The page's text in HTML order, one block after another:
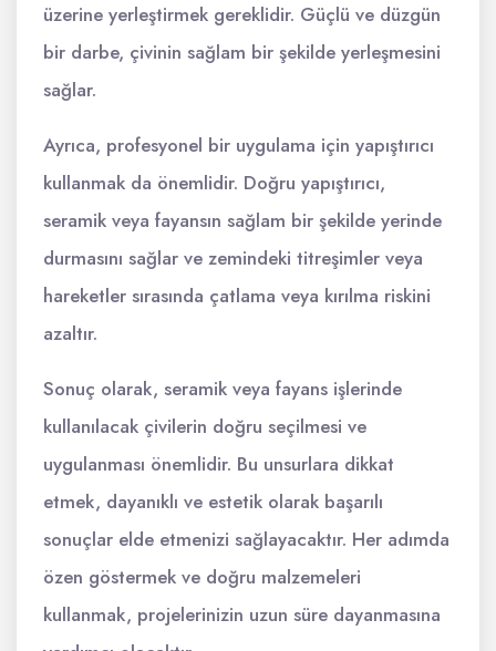
üzerine yerleştirmek gereklidir. Güçlü ve düzgün
bir darbe, çivinin sağlam bir şekilde yerleşmesini
sağlar.
Ayrıca, profesyonel bir uygulama için yapıştırıcı
kullanmak da önemlidir. Doğru yapıştırıcı,
seramik veya fayansın sağlam bir şekilde yerinde
durmasını sağlar ve zemindeki titreşimler veya
hareketler sırasında çatlama veya kırılma riskini
azaltır.
Sonuç olarak, seramik veya fayans işlerinde
kullanılacak çivilerin doğru seçilmesi ve
uygulanması önemlidir. Bu unsurlara dikkat
etmek, dayanıklı ve estetik olarak başarılı
sonuçlar elde etmenizi sağlayacaktır. Her adımda
özen göstermek ve doğru malzemeleri
kullanmak, projelerinizin uzun süre dayanmasına